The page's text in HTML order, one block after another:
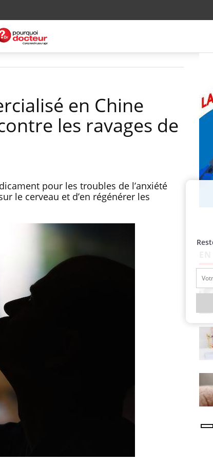
en Chine
les ravages de
pour les troubles de l’anxiété
le cerveau et d’en régénérer les
: un
sur
France
: ce jus
les
?